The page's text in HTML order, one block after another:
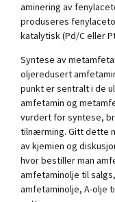
aminering av
produseres
katalytisk (Pd/C eller
Syntese av
oljeredusert
punkt er sentralt i de
amfetamin og
vurdert for syntese,
tilnærming. Gitt dette
av kjemien og
hvor bestiller man
amfetaminolje til
amfetaminolje, A-olje